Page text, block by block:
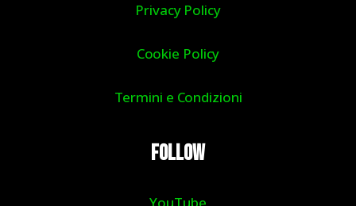
Privacy Policy
Cookie Policy
Termini e Condizioni
Follow